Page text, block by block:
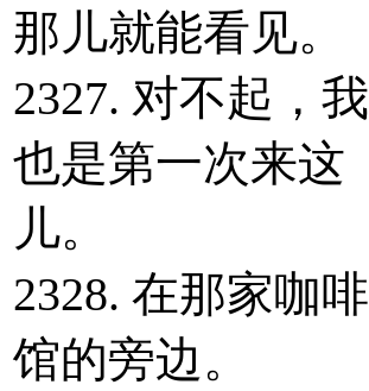
那儿就能看见。
2327. 对不起，我
也是第一次来这
儿。
2328. 在那家咖啡
馆的旁边。